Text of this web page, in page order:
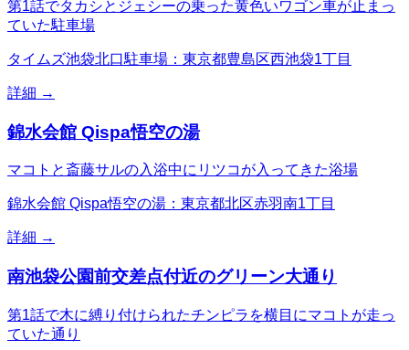
第1話でタカシとジェシーの乗った黄色いワゴン車が止まっ
ていた駐車場
タイムズ池袋北口駐車場：東京都豊島区西池袋1丁目
詳細 →
錦水会館 Qispa悟空の湯
マコトと斎藤サルの入浴中にリツコが入ってきた浴場
錦水会館 Qispa悟空の湯：東京都北区赤羽南1丁目
詳細 →
南池袋公園前交差点付近のグリーン大通り
第1話で木に縛り付けられたチンピラを横目にマコトが走っ
ていた通り